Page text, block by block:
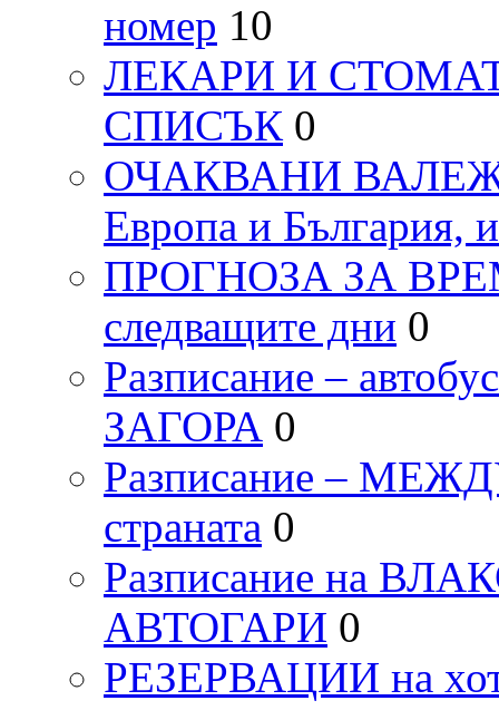
номер 10
ЛЕКАРИ И
СПИСЪК 0
ОЧАКВАНИ ВАЛЕЖИ
Европа и България,
ПРОГНОЗА ЗА
следващите дни 0
Разписание –
ЗАГОРА 0
Разписание –
страната 0
Разписание на
АВТОГАРИ 0
РЕЗЕРВАЦИИ на